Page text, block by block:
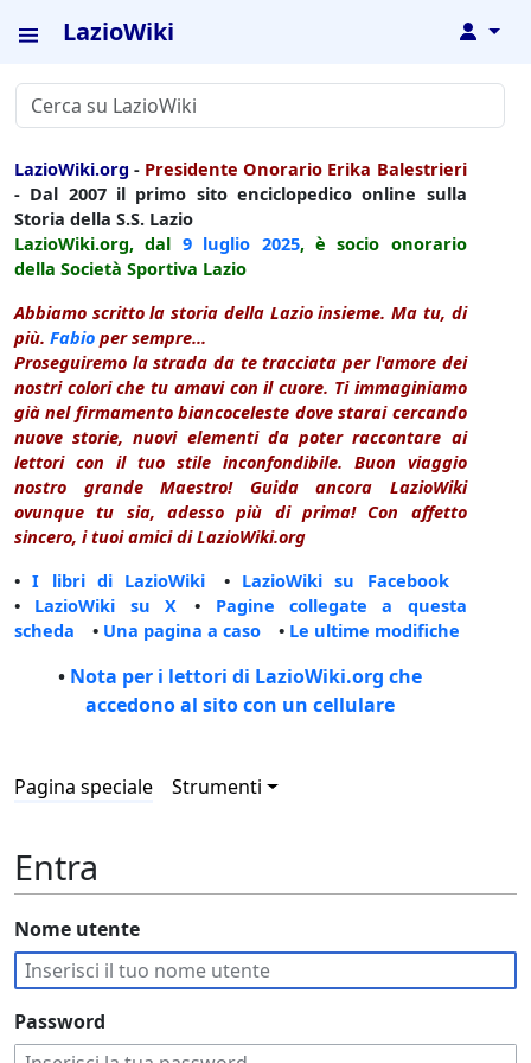
LazioWiki ↓
LazioWiki.org - Presidente Onorario Erika Balestrieri
- Dal 2007 il primo sito enciclopedico online sulla
Storia della S.S. Lazio
LazioWiki.org, dal 9 luglio 2025, è socio onorario
della Società Sportiva Lazio
Abbiamo scritto la storia della Lazio insieme. Ma tu, di
più. Fabio per sempre...
Proseguiremo la strada da te tracciata per l'amore dei
nostri colori che tu amavi con il cuore. Ti immaginiamo
già nel firmamento biancoceleste dove starai cercando
nuove storie, nuovi elementi da poter raccontare ai
lettori con il tuo stile inconfondibile. Buon viaggio
nostro grande Maestro! Guida ancora LazioWiki
ovunque tu sia, adesso più di prima! Con affetto
sincero, i tuoi amici di LazioWiki.org
•I libri di LazioWiki • LazioWiki su Facebook
• LazioWiki su X • Pagine collegate a questa
scheda • Una pagina a caso • Le ultime modifiche
• Nota per i lettori di LazioWiki.org che
accedono al sito con un cellulare
Pagina speciale Strumenti
Entra
Nome utente
Password